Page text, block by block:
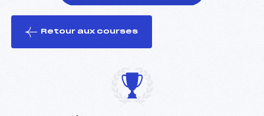
le ski
Retour aux courses